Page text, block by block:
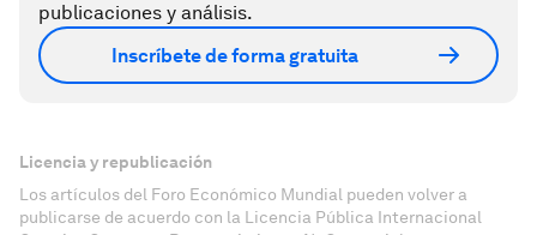
publicaciones y análisis.
Inscríbete de forma gratuita
Licencia y republicación
Los artículos del Foro Económico Mundial pueden volver a
publicarse de acuerdo con la Licencia Pública Internacional